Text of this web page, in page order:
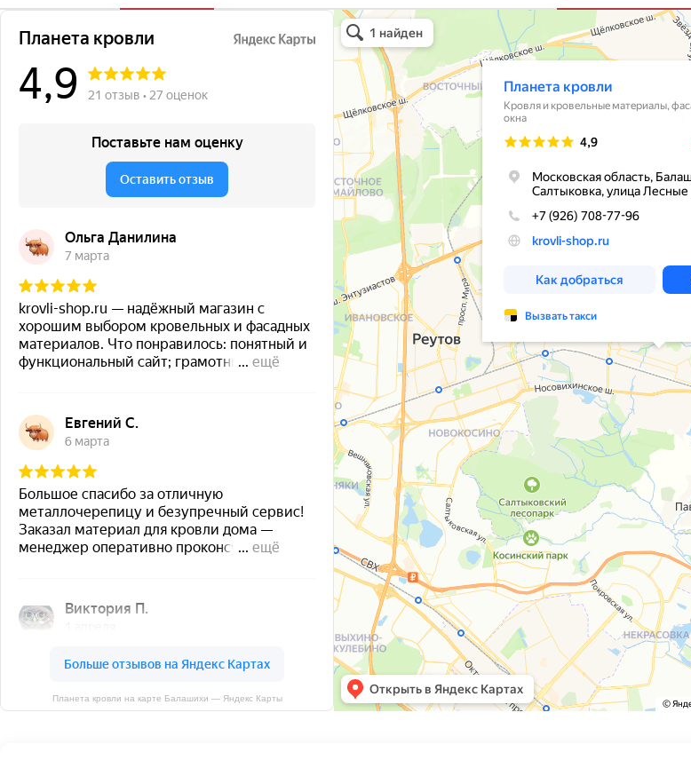
Планета кровли на карте Балашихи — Яндекс Карты
Планета кровли
Кровля и кровельные материалы в Балашихе
Окна в Балашихе